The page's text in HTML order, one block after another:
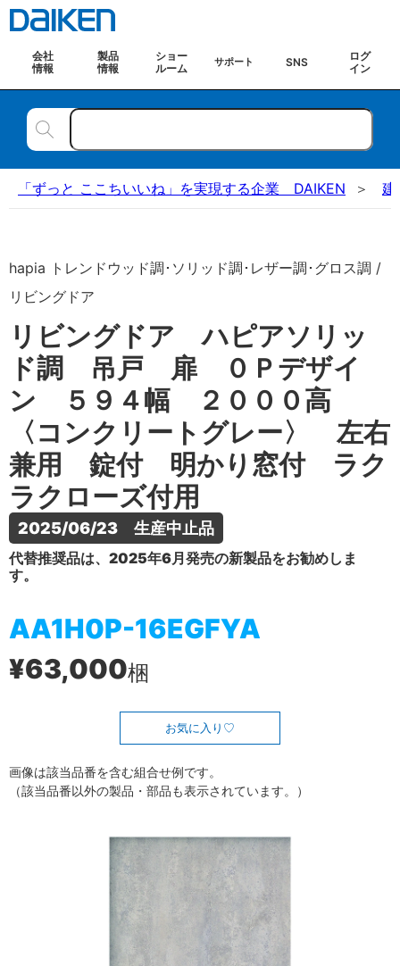
会社
情報
製品
情報
ショー
ルーム
サポート SNS
ログ
イン
「ずっと ここちいいね」を実現する企業 DAIKEN 建
hapia トレンドウッド調･ソリッド調･レザー調･グロス調 /
リビングドア
リビングドア ハピアソリッ
ド調 吊戸 扉 ０Ｐデザイ
ン ５９４幅 ２０００高
〈コンクリートグレー〉 左右
兼用 錠付 明かり窓付 ラク
ラクローズ付用
2025/06/23　生産中止品
代替推奨品は、2025年6月発売の新製品をお勧めしま
す。
AA1H0P-16EGFYA
¥63,000梱
お気に入り
画像は該当品番を含む組合せ例です。
（該当品番以外の製品・部品も表示されています。）